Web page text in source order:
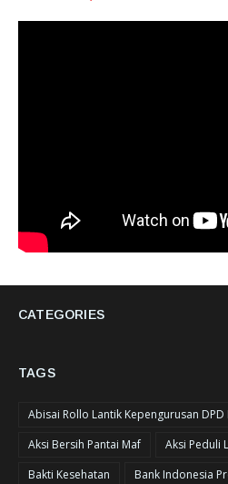
CATEGORIES
TAGS
Abisai Rollo Lantik Kepengurusan DPD
Aksi Bersih Pantai Maf
Aksi Peduli
Bakti Kesehatan
Bank Indonesia